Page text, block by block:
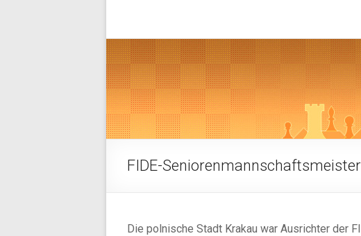
FIDE-
Die polnische Stadt Krakau war Ausrichter der